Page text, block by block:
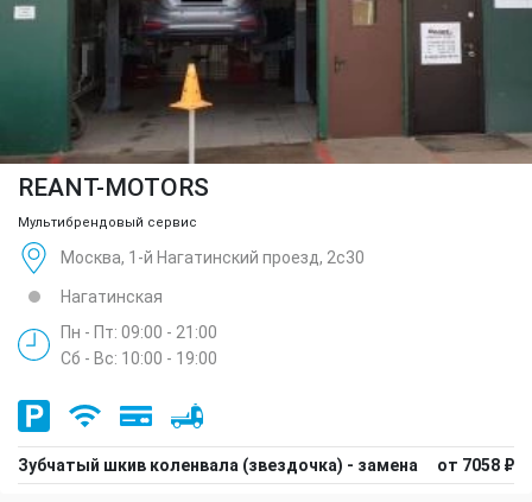
REANT-MOTORS
Мультибрендовый сервис
Москва, 1-й Нагатинский проезд, 2с30
Нагатинская
Пн - Пт: 09:00 - 21:00
Сб - Вс: 10:00 - 19:00
Зубчатый шкив коленвала (звездочка) - замена от 7058 ₽